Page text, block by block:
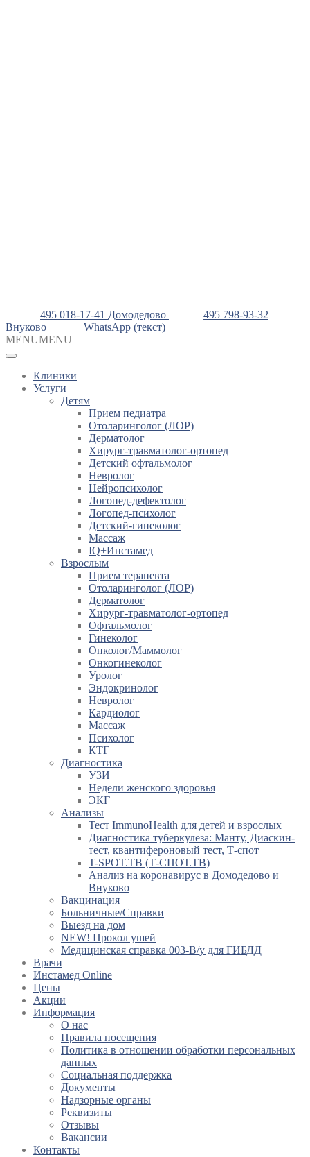
495 018-17-41 Домодедово
495 798-93-32
Внуково
WhatsApp (текст)
MENUMENU
Клиники
Услуги
Детям
Прием педиатра
Отоларинголог (ЛОР)
Дерматолог
Хирург-травматолог-ортопед
Детский офтальмолог
Невролог
Нейропсихолог
Логопед-дефектолог
Логопед-психолог
Детский-гинеколог
Массаж
IQ+Инстамед
Взрослым
Прием терапевта
Отоларинголог (ЛОР)
Дерматолог
Хирург-травматолог-ортопед
Офтальмолог
Гинеколог
Онколог/Маммолог
Онкогинеколог
Уролог
Эндокринолог
Невролог
Кардиолог
Массаж
Психолог
КТГ
Диагностика
УЗИ
Недели женского здоровья
ЭКГ
Анализы
Тест ImmunoHealth для детей и взрослых
Диагностика туберкулеза: Манту, Диаскин-
тест, квантифероновый тест, Т-спот
T-SPOT.TB (Т-СПОТ.ТВ)
Анализ на коронавирус в Домодедово и
Внуково
Вакцинация
Больничные/Справки
Выезд на дом
NEW! Прокол ушей
Медицинская справка 003-В/у для ГИБДД
Врачи
Инстамед Online
Цены
Акции
Информация
О нас
Правила посещения
Политика в отношении обработки персональных
данных
Социальная поддержка
Документы
Надзорные органы
Реквизиты
Отзывы
Вакансии
Контакты